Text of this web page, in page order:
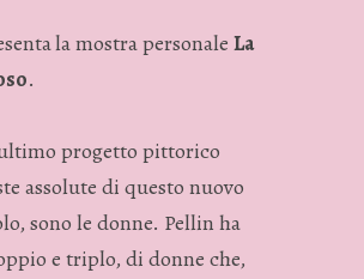
la mostra personale La
.
progetto pittorico
assolute di questo nuovo
sono le donne. Pellin ha
e triplo, di donne che,